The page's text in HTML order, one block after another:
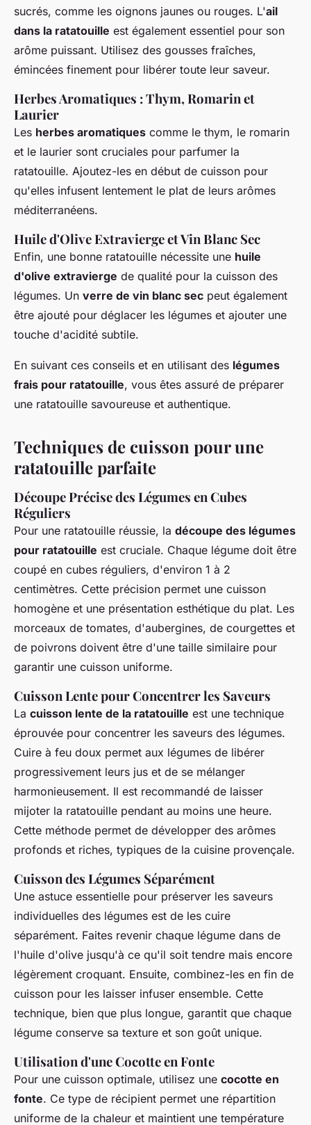
sucrés, comme les oignons jaunes ou rouges. L'ail
dans la ratatouille est également essentiel pour son
arôme puissant. Utilisez des gousses fraîches,
émincées finement pour libérer toute leur saveur.
Herbes Aromatiques : Thym, Romarin et
Laurier
Les herbes aromatiques comme le thym, le romarin
et le laurier sont cruciales pour parfumer la
ratatouille. Ajoutez-les en début de cuisson pour
qu'elles infusent lentement le plat de leurs arômes
méditerranéens.
Huile d'Olive Extravierge et Vin Blanc Sec
Enfin, une bonne ratatouille nécessite une huile
d'olive extravierge de qualité pour la cuisson des
légumes. Un verre de vin blanc sec peut également
être ajouté pour déglacer les légumes et ajouter une
touche d'acidité subtile.
En suivant ces conseils et en utilisant des légumes
frais pour ratatouille, vous êtes assuré de préparer
une ratatouille savoureuse et authentique.
Techniques de cuisson pour une
ratatouille parfaite
Découpe Précise des Légumes en Cubes
Réguliers
Pour une ratatouille réussie, la découpe des légumes
pour ratatouille est cruciale. Chaque légume doit être
coupé en cubes réguliers, d'environ 1 à 2
centimètres. Cette précision permet une cuisson
homogène et une présentation esthétique du plat. Les
morceaux de tomates, d'aubergines, de courgettes et
de poivrons doivent être d'une taille similaire pour
garantir une cuisson uniforme.
Cuisson Lente pour Concentrer les Saveurs
La cuisson lente de la ratatouille est une technique
éprouvée pour concentrer les saveurs des légumes.
Cuire à feu doux permet aux légumes de libérer
progressivement leurs jus et de se mélanger
harmonieusement. Il est recommandé de laisser
mijoter la ratatouille pendant au moins une heure.
Cette méthode permet de développer des arômes
profonds et riches, typiques de la cuisine provençale.
Cuisson des Légumes Séparément
Une astuce essentielle pour préserver les saveurs
individuelles des légumes est de les cuire
séparément. Faites revenir chaque légume dans de
l'huile d'olive jusqu'à ce qu'il soit tendre mais encore
légèrement croquant. Ensuite, combinez-les en fin de
cuisson pour les laisser infuser ensemble. Cette
technique, bien que plus longue, garantit que chaque
légume conserve sa texture et son goût unique.
Utilisation d'une Cocotte en Fonte
Pour une cuisson optimale, utilisez une cocotte en
fonte. Ce type de récipient permet une répartition
uniforme de la chaleur et maintient une température